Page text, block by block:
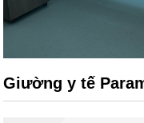
Giường y tế